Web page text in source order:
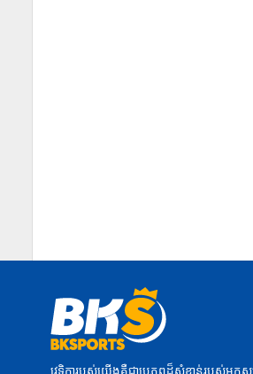
វេទិការបស់យើងគឺជាប្រភពដ៏សំខាន់របស់អ្នក